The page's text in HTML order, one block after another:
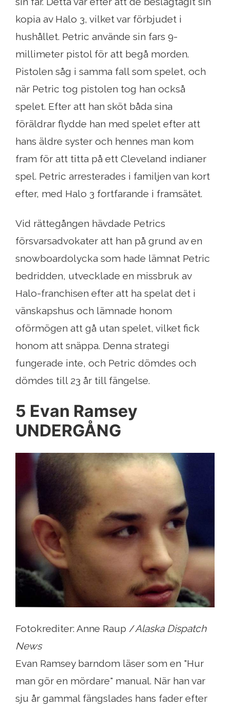
kopia av Halo 3, vilket var förbjudet i
hushållet. Petric använde sin fars 9-
millimeter pistol för att begå morden.
Pistolen såg i samma fall som spelet, och
när Petric tog pistolen tog han också
spelet. Efter att han sköt båda sina
föräldrar flydde han med spelet efter att
hans äldre syster och hennes man kom
fram för att titta på ett Cleveland indianer
spel. Petric arresterades i familjen van kort
efter, med Halo 3 fortfarande i framsätet.
Vid rättegången hävdade Petrics
försvarsadvokater att han på grund av en
snowboardolycka som hade lämnat Petric
bedridden, utvecklade en missbruk av
Halo-franchisen efter att ha spelat det i
vänskapshus och lämnade honom
oförmögen att gå utan spelet, vilket fick
honom att snäppa. Denna strategi
fungerade inte, och Petric dömdes och
dömdes till 23 år till fängelse.
5 Evan Ramsey
UNDERGÅNG
Fotokrediter: Anne Raup /Alaska Dispatch
News
Evan Ramsey barndom läser som en "Hur
man gör en mördare" manual. När han var
sju år gammal fängslades hans fader efter